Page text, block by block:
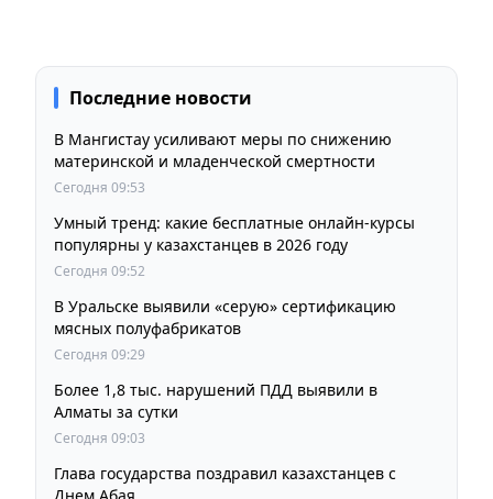
Последние новости
В Мангистау усиливают меры по снижению
материнской и младенческой смертности
Сегодня 09:53
Умный тренд: какие бесплатные онлайн-курсы
популярны у казахстанцев в 2026 году
Сегодня 09:52
В Уральске выявили «серую» сертификацию
мясных полуфабрикатов
Сегодня 09:29
Более 1,8 тыс. нарушений ПДД выявили в
Алматы за сутки
Сегодня 09:03
Глава государства поздравил казахстанцев с